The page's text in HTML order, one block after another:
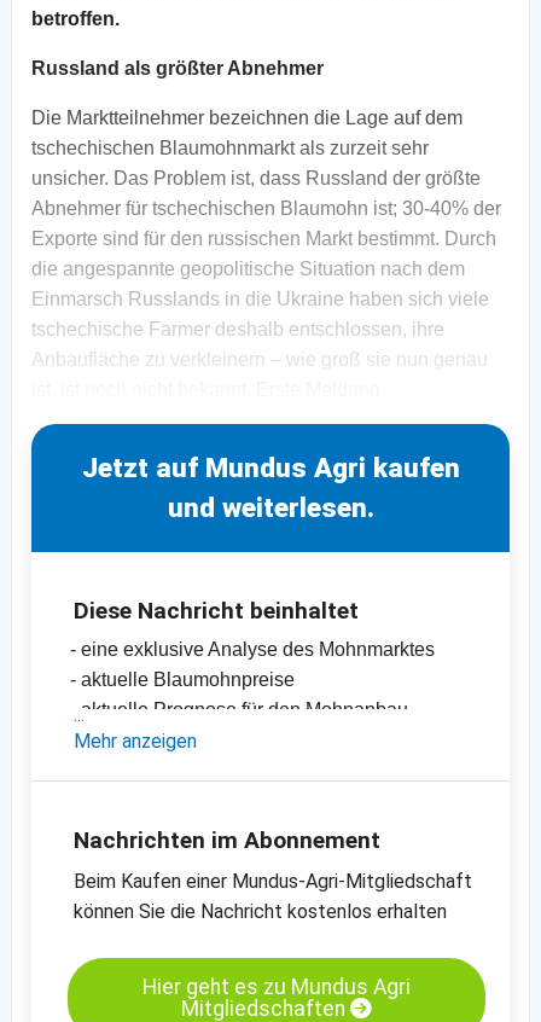
betroffen.
Russland als größter Abnehmer
Die Marktteilnehmer bezeichnen die Lage auf dem
tschechischen Blaumohnmarkt als zurzeit sehr
unsicher. Das Problem ist, dass Russland der größte
Abnehmer für tschechischen Blaumohn ist; 30-40% der
Exporte sind für den russischen Markt bestimmt. Durch
die angespannte geopolitische Situation nach dem
Einmarsch Russlands in die Ukraine haben sich viele
tschechische Farmer deshalb entschlossen, ihre
Anbaufläche zu verkleinern – wie groß sie nun genau
Jetzt auf Mundus Agri kaufen
und weiterlesen.
Diese Nachricht beinhaltet
- eine exklusive Analyse des Mohnmarktes
- aktuelle Blaumohnpreise
- aktuelle Prognose für den Mohnanbau
2022/2023
-weitere Preischarts
Mehr anzeigen
Nachrichten im Abonnement
Beim Kaufen einer Mundus-Agri-Mitgliedschaft
können Sie die Nachricht kostenlos erhalten
Hier geht es zu Mundus Agri
Mitgliedschaften